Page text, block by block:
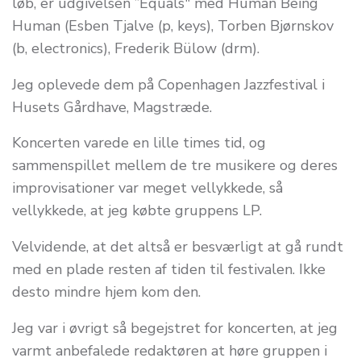
Human (Esben Tjalve (p, keys), Torben Bjørnskov
(b, electronics), Frederik Bülow (drm).
Jeg oplevede dem på Copenhagen Jazzfestival i
Husets Gårdhave, Magstræde.
Koncerten varede en lille times tid, og
sammenspillet mellem de tre musikere og deres
improvisationer var meget vellykkede, så
vellykkede, at jeg købte gruppens LP.
Velvidende, at det altså er besværligt at gå rundt
med en plade resten af tiden til festivalen. Ikke
desto mindre hjem kom den.
Jeg var i øvrigt så begejstret for koncerten, at jeg
varmt anbefalede redaktøren at høre gruppen i